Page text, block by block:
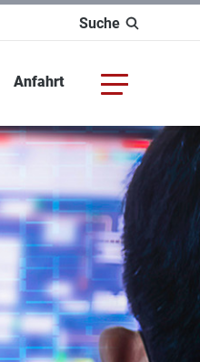
Suche
Anfahrt